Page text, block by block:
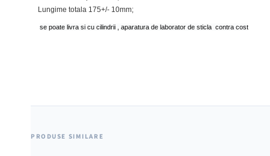
Lungime totala 175+/- 10mm;
se poate livra si cu cilindrii , aparatura de laborator de sticla contra cost
PRODUSE SIMILARE